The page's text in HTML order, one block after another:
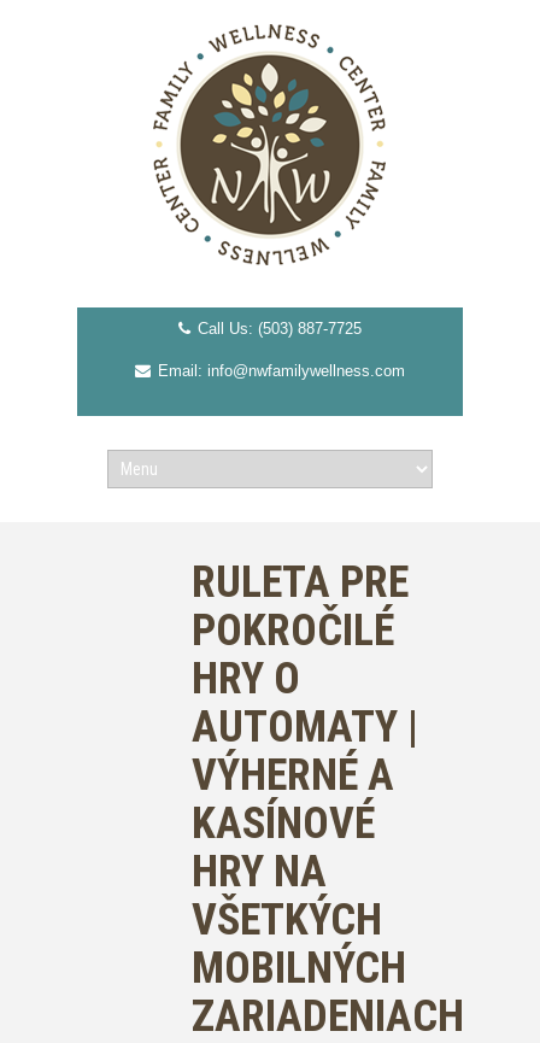
Call Us: (503) 887-7725
Email: info@nwfamilywellness.com
RULETA PRE
POKROČILÉ
HRY O
AUTOMATY |
VÝHERNÉ A
KASÍNOVÉ
HRY NA
VŠETKÝCH
MOBILNÝCH
ZARIADENIACH